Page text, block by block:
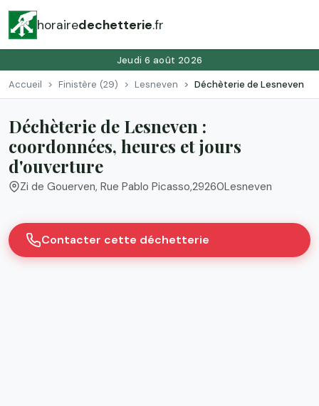
horairedechetterie.fr
Jeudi 6 août 2026
Accueil Finistère (29) Lesneven Déchèterie de Lesneven
Déchèterie de Lesneven :
coordonnées, heures et jours
d'ouverture
Zi de Gouerven, Rue Pablo Picasso,29260Lesneven
Contacter cette déchetterie